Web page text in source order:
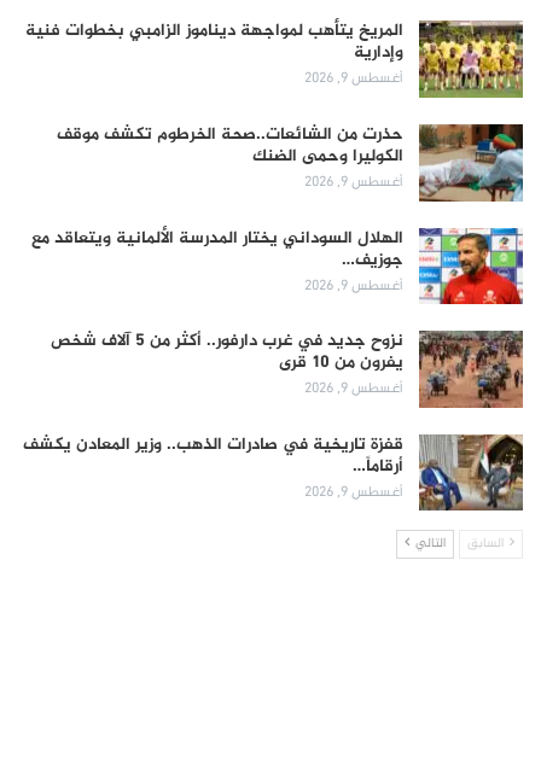
المريخ يتأهب لمواجهة ديناموز الزامبي بخطوات فنية
وإدارية
أغسطس 9, 2026
حذرت من الشائعات..صحة الخرطوم تكشف موقف
الكوليرا وحمى الضنك
أغسطس 9, 2026
الهلال السوداني يختار المدرسة الألمانية ويتعاقد مع
جوزيف…
أغسطس 9, 2026
نزوح جديد في غرب دارفور.. أكثر من 5 آلاف شخص
يفرون من 10 قرى
أغسطس 9, 2026
قفزة تاريخية في صادرات الذهب.. وزير المعادن يكشف
أرقاماً…
أغسطس 9, 2026
السابق التالي